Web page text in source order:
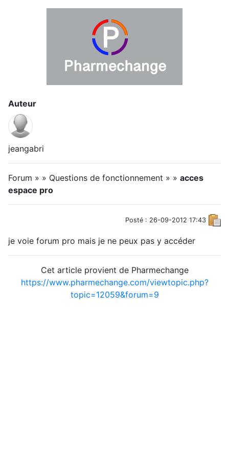
Auteur
jeangabri
Forum » » Questions de fonctionnement » » acces
espace pro
Posté : 26-09-2012 17:43
je voie forum pro mais je ne peux pas y accéder
Cet article provient de Pharmechange
https://www.pharmechange.com/viewtopic.php?
topic=12059&forum=9